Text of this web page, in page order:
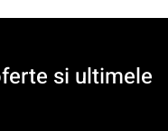
si ultimele